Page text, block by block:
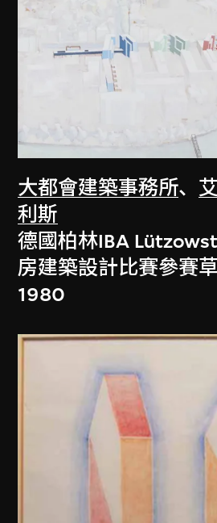
大都會建築事務所、
利斯
德國柏林IBA
房建築設計比賽參賽
1980